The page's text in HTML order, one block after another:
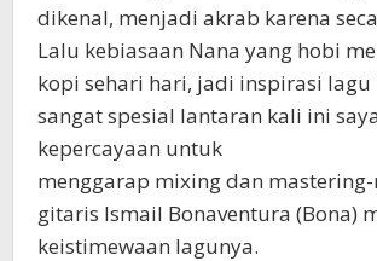
dikenal, menjadi akrab karena
Lalu kebiasaan Nana yang hobi
kopi sehari hari, jadi inspirasi lagu
sangat spesial lantaran kali ini
kepercayaan untuk
menggarap mixing dan mastering-
gitaris Ismail Bonaventura (Bona)
keistimewaan lagunya.